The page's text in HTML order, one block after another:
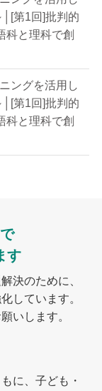
第1回]批判的
科と理科で創
ングを活用し
第1回]批判的
科と理科で創
す
決のために、
しています。
いします。
に、子ども・